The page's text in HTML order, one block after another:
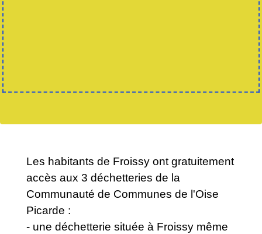
Les habitants de Froissy ont gratuitement
accès aux 3 déchetteries de la
Communauté de Communes de l'Oise
Picarde :
- une déchetterie située à Froissy même